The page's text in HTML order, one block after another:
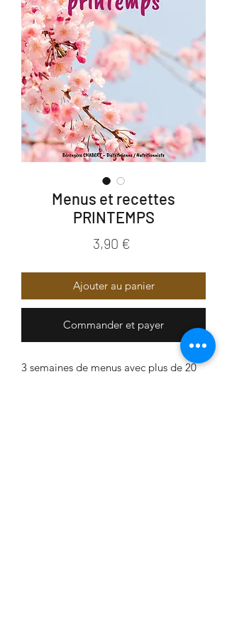
Menus et recettes
PRINTEMPS
3,90 €
Ajouter au panier
Commander et payer
3 semaines de menus avec plus de 20